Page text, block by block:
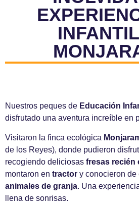
Nuestros peques de Educación
disfrutado una aventura increíble en
Visitaron la finca ecológica
de los Reyes), donde pudieron
recogiendo deliciosas fresas recién
montaron en tractor y conocieron de
animales de granja. Una
llena de sonrisas.